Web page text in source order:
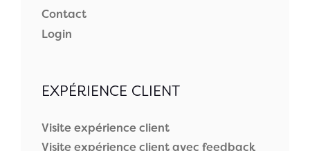
Contact
Login
EXPÉRIENCE CLIENT
Visite expérience client
Visite expérience client avec feedback